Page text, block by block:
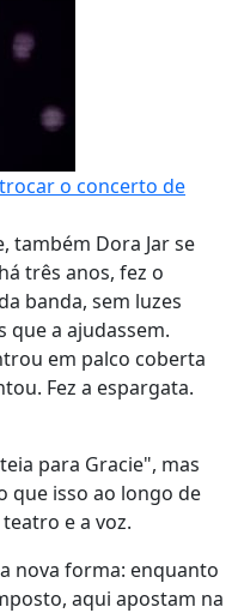
o concerto de
também Dora Jar se
três anos, fez o
banda, sem luzes
que a ajudassem.
em palco coberta
Fez a espargata.
para Gracie", mas
que isso ao longo de
e a voz.
nova forma: enquanto
aqui apostam na